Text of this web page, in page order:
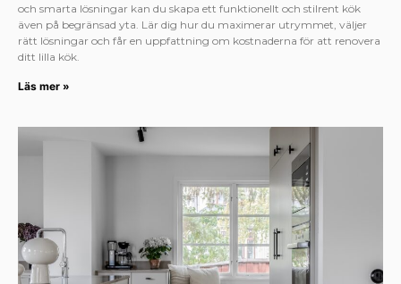
och smarta lösningar kan du skapa ett funktionellt och stilrent kök
även på begränsad yta. Lär dig hur du maximerar utrymmet, väljer
rätt lösningar och får en uppfattning om kostnaderna för att renovera
ditt lilla kök.
Läs mer »